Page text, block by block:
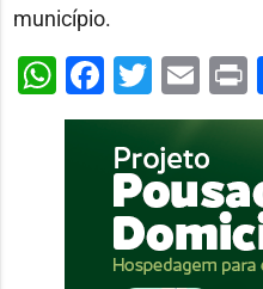
município.
WhatsApp